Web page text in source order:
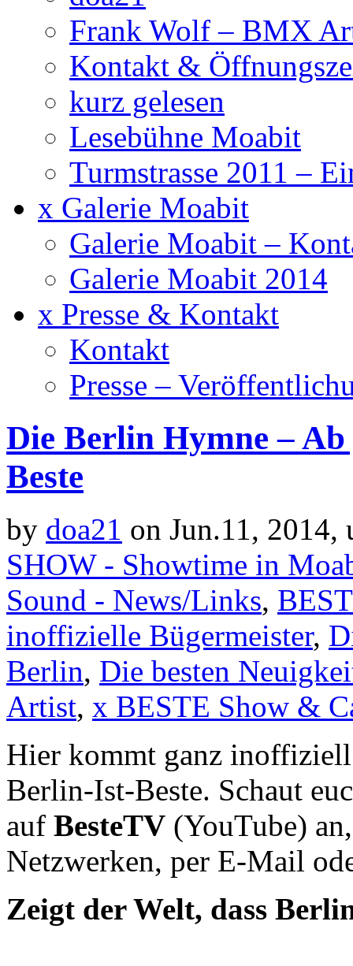
Frank Wolf – BMX
Kontakt &
kurz gelesen
Lesebühne Moabit
Turmstrasse 2011 –
x Galerie Moabit
Galerie Moabit –
Galerie Moabit 2014
x Presse & Kontakt
Kontakt
Presse –
Die Berlin Hymne –
Beste
by doa21 on Jun.11, 2014,
SHOW - Showtime in
Sound - News/Links,
inoffizielle Bügermeister,
Berlin, Die besten
Artist, x BESTE Show &
Hier kommt ganz
Berlin-Ist-Beste. Schaut
auf BesteTV (YouTube)
Netzwerken, per E-Mail
Zeigt der Welt, dass